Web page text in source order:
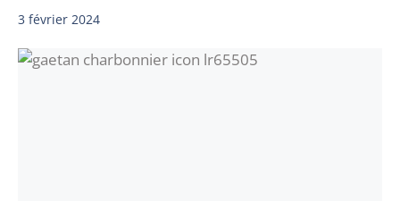
3 février 2024